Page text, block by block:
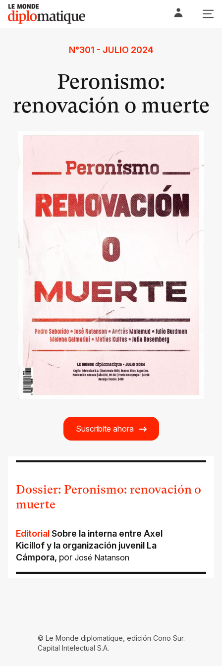
Skip
content
Le monde diplomatique
N°301 - JULIO 2024
Peronismo:
renovación o muerte
Suscribite ahora
Dossier: Peronismo: renovación o
muerte
EditorialSobre la interna entre Axel
Kicillof y la organización juvenil La
Cámpora, por José Natanson
© Le Monde diplomatique, edición Cono Sur.
Capital Intelectual S.A.